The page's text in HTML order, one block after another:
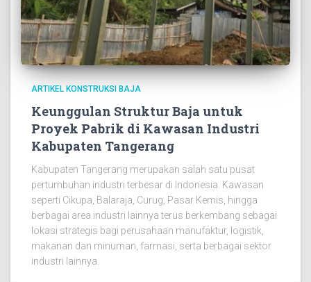
ARTIKEL KONSTRUKSI BAJA
Keunggulan Struktur Baja untuk
Proyek Pabrik di Kawasan Industri
Kabupaten Tangerang
Kabupaten Tangerang merupakan salah satu pusat
pertumbuhan industri terbesar di Indonesia. Kawasan
seperti Cikupa, Balaraja, Curug, Pasar Kemis, hingga
berbagai area industri lainnya terus berkembang sebagai
lokasi strategis bagi perusahaan manufaktur, logistik,
makanan dan minuman, farmasi, serta berbagai sektor
industri lainnya.